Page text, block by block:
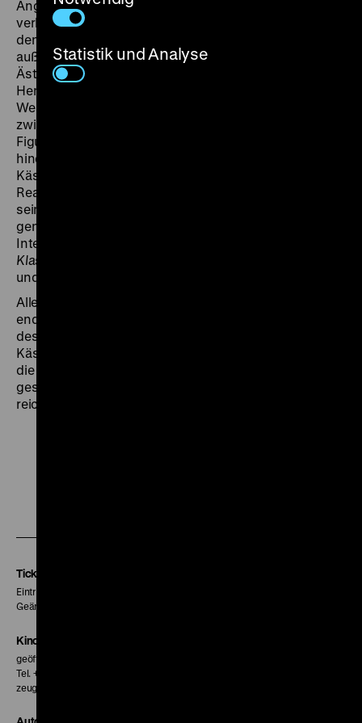
Angesiedelt im Bamberg der frühen 1970er Jahre,
verlagert sich die Weihnachtsgeschichte Kästners in
den Sommer und wird ergänzt durch inner- wie
außerfilmische zeitgenössische Marker: Zur 1970er-
Ästhetik gesellen sich im flott erzählten Film Jimi
Hendrix-Poster im Jugendzimmer sowie an Italo-
Western gemahnende Musik in der Kampfszene
zwischen Gymnasial- und Realschülern. Handlung und
Figurenzeichnung hingegen weichen bis in den Dialog
hinein kaum von Kurt Hoffmanns Vorgänger im Geiste
Kästners ab: Neben der Rivalität von Internat und
Realschule findet auch hier der tolerante Lehrer Justus
seinen lange verschollenen Schulfreund Robert,
genannt Nichtraucher, wieder und das von den
Internatsschülern erdachte Stück
Klassenzimmer
und Vertrauen sinnstiftend zusammen.
Allerdings ändern Jacobs und Seitz Filmanfang und -
ende einschneidend, indem sie mit der Vorgeschichte
des Schülers Johnny starten und das besinnliche
Kästnersche Finale (Justus zahlt dem Schüler Martin
die Heimfahrt zu Weihnachten) in eine Flugreise der
gesamten Klasse nach Kenia, finanziert von einem
reichen Vater, aus- und überdehnen. (mw)
Tickets
Eintritt 5 €
Geänderte Preise sind im Programm vermerkt.
Kinokasse
geöffnet 30 Minuten vor Beginn der ersten Vorstellung
Tel. + 49 30 20304-770
zeughauskino@dhm.de
Statistik und Analyse